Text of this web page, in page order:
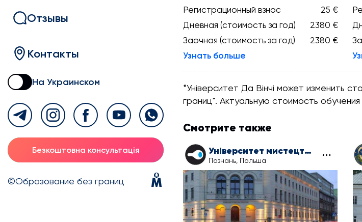
Отзывы
Контакты
На Украинском
Безкоштовна консультація
©Образование без границ
Регистрационный взнос
25 €
Дневная (стоимость за год)
2380 €
Заочная (стоимость за год)
2380 €
Узнать больше
*Університет Да Вінчі может изменить
границ". Актуальную стоимость
Смотрите также
Університет мистецтв у Познані
Познань, Польша